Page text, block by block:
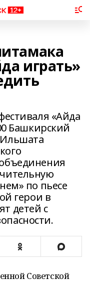
играть»
«Айда
Башкирский
по пьесе
герои в
детей с
Советской